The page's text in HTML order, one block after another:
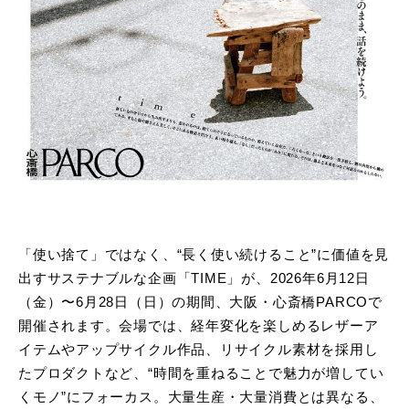
「使い捨て」ではなく、“長く使い続けること”に価値を見
出すサステナブルな企画「TIME」が、2026年6月12日
（金）〜6月28日（日）の期間、大阪・心斎橋PARCOで
開催されます。会場では、経年変化を楽しめるレザーア
イテムやアップサイクル作品、リサイクル素材を採用し
たプロダクトなど、“時間を重ねることで魅力が増してい
くモノ”にフォーカス。大量生産・大量消費とは異なる、